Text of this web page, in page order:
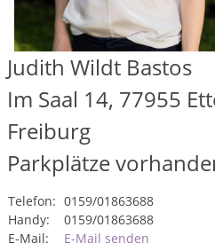
Judith Wildt Bastos
Im Saal 14, 77955
Freiburg
Parkplätze
Telefon: 0159/01863688
Handy:
0159/01863688
E-Mail:
E-Mail senden